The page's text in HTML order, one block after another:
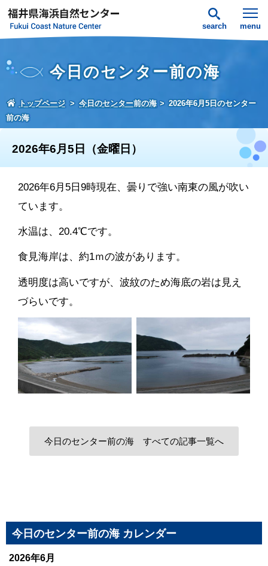
search menu
今日のセンター前の海
トップページ 今日のセンター前の海
2026年6月5日のセンター
前の海
2026年6月5日（金曜日）
2026年6月5日9時現在、曇りで強い南東の風が吹い
ています。
水温は、20.4℃です。
食見海岸は、約1ｍの波があります。
透明度は高いですが、波紋のため海底の岩は見え
づらいです。
今日のセンター前の海 すべての記事一覧へ
今日のセンター前の海 カレンダー
2026年6月